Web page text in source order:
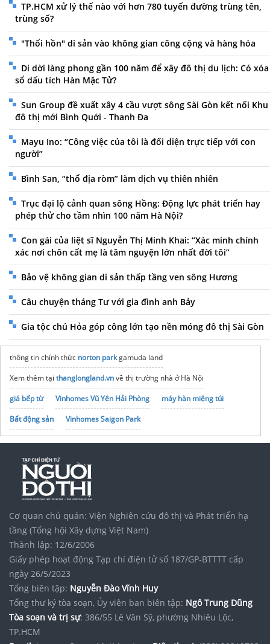
TP.HCM xử lý thế nào với hơn 780 tuyến đường trùng tên,
trùng số?
"Thổi hồn" di sản vào không gian công cộng và hàng hóa
Di dời làng phong gần 100 năm để xây đô thị du lịch: Có xóa
sổ dấu tích Hàn Mặc Tử?
Sun Group đề xuất xây 4 cầu vượt sông Sài Gòn kết nối Khu
đô thị mới Bình Quới - Thanh Đa
Mayu Ino: “Công việc của tôi là đối diện trực tiếp với con
người”
Bình San, “thổ địa ròm” làm dịch vụ thiên nhiên
Trục đại lộ cảnh quan sông Hồng: Động lực phát triển hay
phép thử cho tầm nhìn 100 năm Hà Nội?
Con gái của liệt sĩ Nguyễn Thị Minh Khai: “Xác minh chính
xác nơi chôn cất mẹ là tâm nguyện lớn nhất đời tôi”
Bảo vệ không gian di sản thấp tầng ven sông Hương
Câu chuyện tháng Tư với gia đình anh Bảy
Gia tộc chú Hỏa góp công lớn tạo nền móng đô thị Sài Gòn
thông tin chính thức norton parkgamuda land
Xem thêm tại thanglongland.vnvề thị trường nhà ở Hà Nội
giá bếp từ
Vinhomes Vũ Yên Hải Phòng
máy hàn miệng túi
Bất động sản
Vinhomes Saigon Park
Máy rửa chén công nghiệp Hàn Quốc
Mẫutủ lạnh Hitachicao cấp nhất
Cơ quan chủ quản: Viện Nghiên cứu đô thị và Phát triển hạ
tầng (Tổng hội Xây dựng Việt Nam)
Thành lập: 12/6/2006
Giấy phép hoạt động Tạp chí điện tử số 187/GP-BTTTT cấp
ngày 26/5/2023
Tổng biên tập: Nguyễn Đào Vĩnh Huy
Tổng thư ký tòa soạn, Ủy viên ban biên tập: Ngô Trung Dũng
Tòa soạn và trị sự: 386/55 Lê Văn Sỹ, phường Nhiêu Lộc,
TP.HCM